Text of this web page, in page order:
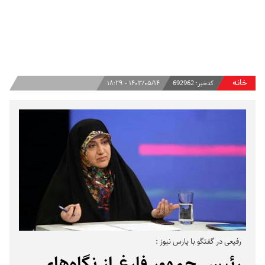
خانه کدخبر: 692962 ۱۴۰۳/۰۵/۱۴ - ۱۸:۲۹
رفیعی در گفتگو با پارس نیوز :